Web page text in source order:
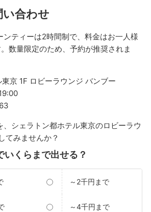
い合わせ
ンティーは2時間制で、料金はお一人様
数量限定のため、予約が推奨されま
京 1F ロビーラウンジ バンブー
シェラトン都ホテル東京のロビーラウ
てみませんか？